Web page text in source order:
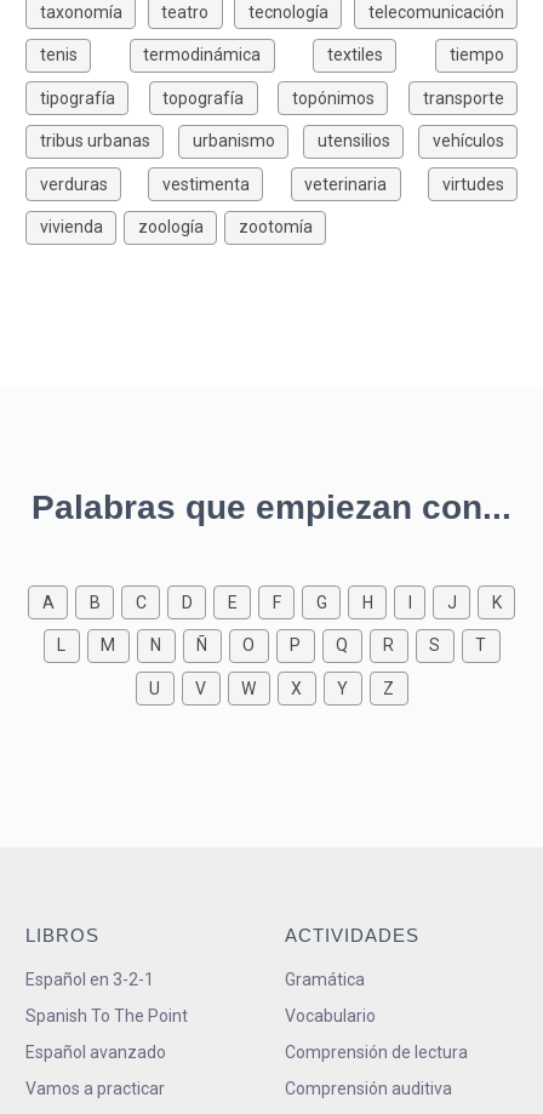
taxonomía teatro tecnología telecomunicación
tenis termodinámica textiles tiempo
tipografía topografía topónimos transporte
tribus urbanas urbanismo utensilios vehículos
verduras vestimenta veterinaria virtudes
vivienda zoología zootomía
Palabras que empiezan con...
A B C D E F G H I J K
M N Ñ O P Q R S T
U V W X Y Z
LIBROS
Español en 3-2-1
Spanish To The Point
Español avanzado
Vamos a practicar
ACTIVIDADES
Gramática
Vocabulario
Comprensión de lectura
Comprensión auditiva